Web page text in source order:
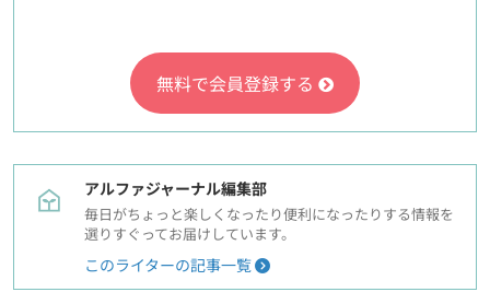
無料で会員登録する
アルファジャーナル編集部
毎日がちょっと楽しくなったり便利になったりする情報を
選りすぐってお届けしています。
このライターの記事一覧